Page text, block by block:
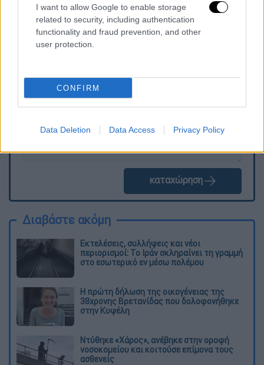
I want to allow Google to enable storage
related to security, including authentication
functionality and fraud prevention, and other
user protection.
CONFIRM
Data Deletion Data Access Privacy Policy
Τα σχολιά σας δημοσιεύονται άμεσα με δική σας ευθύνη. Το
ΕΘΝΟΣ θα παρεμβαίνει και τα προσβλητικά σχόλια θα
καταχώρηση
Διαβάστε ακόμη
Εκτελέσεις, συλλήψεις και νέοι
περιορισμοί: Το Ιράν σκληραίνει τη γραμμή
στο εσωτερικό εν μέσω πολέμου
Η πρώτη δήλωση της οικογένειας της
38χρονης Βρετανίδας που δολοφονήθηκε
στην Κυψέλη
Ντύθηκε «Χάρος», ανέβηκε στην οροφή
νοσοκομείου και κοιτούσε επίμονα τους
ασθενείς